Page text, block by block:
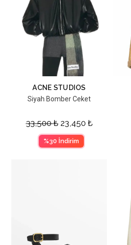
ACNE STUDIOS
Siyah Bomber Ceket
33,500₺ 23,450 ₺
%30 İndirim